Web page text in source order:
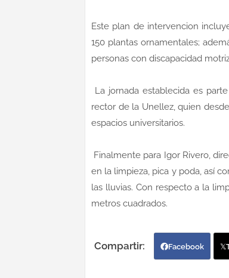
Este plan de intervencion
150 plantas ornamentales;
personas con discapacidad
La jornada establecida es
rector de la Unellez, quien
espacios universitarios.
Finalmente para Igor Rivero,
en la limpieza, pica y poda, así
las lluvias. Con respecto a la
metros cuadrados.
Facebook